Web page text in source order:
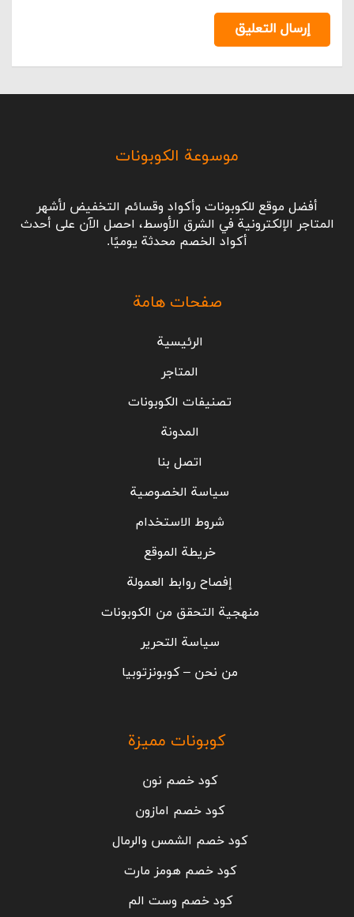
إرسال التعليق
موسوعة الكوبونات
أفضل موقع للكوبونات وأكواد وقسائم التخفيض لأشهر
المتاجر الإلكترونية في الشرق الأوسط، احصل الآن على أحدث
أكواد الخصم محدثة يوميًا.
صفحات هامة
الرئيسية
المتاجر
تصنيفات الكوبونات
المدونة
اتصل بنا
سياسة الخصوصية
شروط الاستخدام
خريطة الموقع
إفصاح روابط العمولة
منهجية التحقق من الكوبونات
سياسة التحرير
من نحن – كوبونزتوبيا
كوبونات مميزة
كود خصم نون
كود خصم امازون
كود خصم الشمس والرمال
كود خصم هومز مارت
كود خصم وست الم